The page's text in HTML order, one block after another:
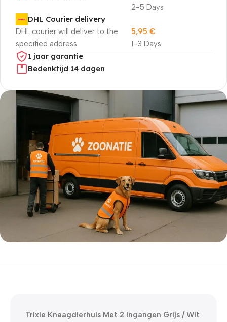
2-5 Days
DHL Courier delivery
DHL courier will deliver to the
specified address
1-3 Days
5,95 €
1 jaar garantie
Bedenktijd 14 dagen
5% korting met code
Trixie Knaagdierhuis Met 2 Ingangen Grijs / Wit